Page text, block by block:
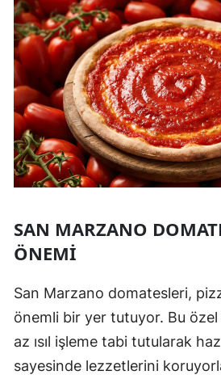
SAN MARZANO
ÖNEMI
San Marzano domatesleri,
önemli bir yer tutuyor. Bu
az ısıl işleme tabi tutularak
sayesinde lezzetlerini